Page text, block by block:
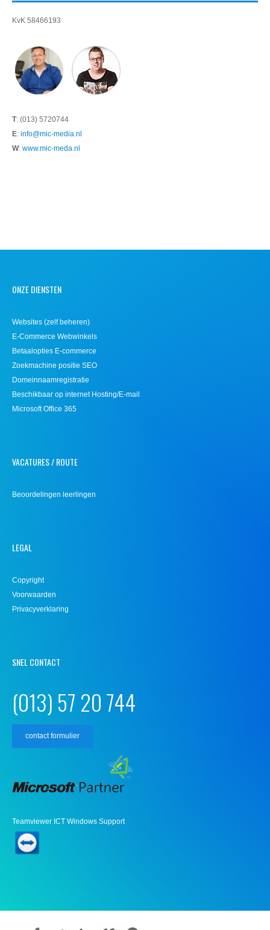
KvK 58466193
T: (013) 5720744
E: info@mic-media.nl
W: www.mic-meda.nl
ONZE DIENSTEN
Websites (zelf beheren)
E-Commerce Webwinkels
Betaalopties E-commerce
Zoekmachine positie SEO
Domeinnaamregistratie
Beschikbaar op internet Hosting/E-mail
Microsoft Office 365
VACATURES / ROUTE
Beoordelingen leerlingen
LEGAL
Copyright
Voorwaarden
Privacyverklaring
SNEL CONTACT
(013) 57 20 744
contact formulier
Teamviewer ICT Windows Support